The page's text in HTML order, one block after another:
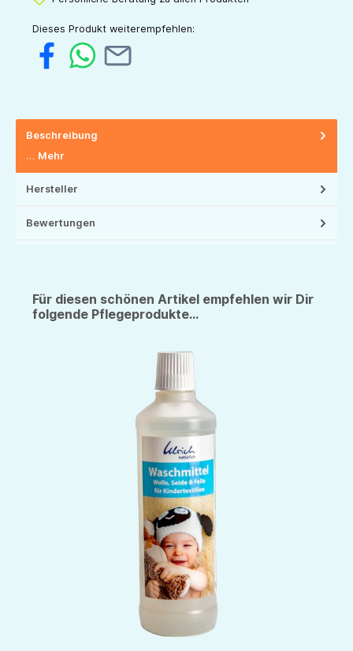
Dieses Produkt weiterempfehlen:
Beschreibung
… Mehr
Hersteller
Bewertungen
Für diesen schönen Artikel empfehlen wir Dir
folgende Pflegeprodukte...